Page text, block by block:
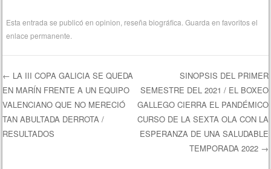
Esta entrada se publicó enopinion reseña biográfica . Guarda en favoritos el
enlace permanente
Navegación de entradas
← LA III COPA GALICIA SE QUEDA
EN MARÍN FRENTE A UN EQUIPO
VALENCIANO QUE NO MERECIÓ
TAN ABULTADA DERROTA /
RESULTADOS
SINOPSIS DEL PRIMER
SEMESTRE DEL 2021 / EL BOXEO
GALLEGO CIERRA EL PANDÉMICO
CURSO DE LA SEXTA OLA CON LA
ESPERANZA DE UNA SALUDABLE
TEMPORADA 2022 →